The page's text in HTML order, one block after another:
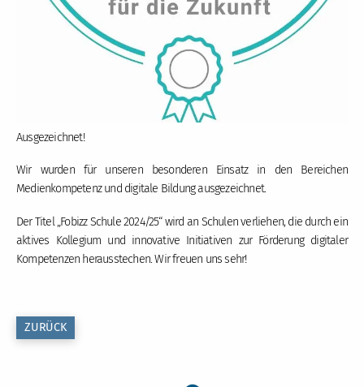
Ausgezeichnet!
Wir wurden für unseren besonderen Einsatz in den Bereichen
Medienkompetenz und digitale Bildung ausgezeichnet.
Der Titel „Fobizz Schule 2024/25“ wird an Schulen verliehen, die durch ein
aktives Kollegium und innovative Initiativen zur Förderung digitaler
Kompetenzen herausstechen. Wir freuen uns sehr!
ZURÜCK